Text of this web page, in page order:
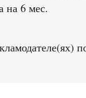
на 6 мес.